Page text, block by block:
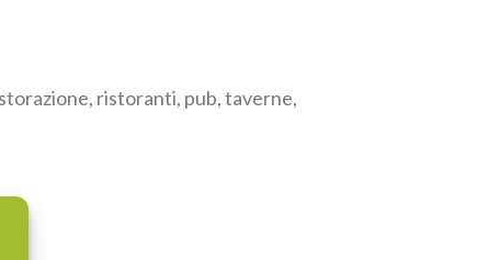
ristoranti, pub, taverne,